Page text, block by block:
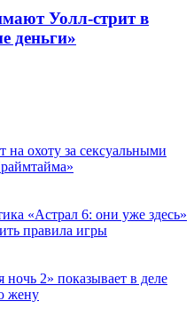
Уолл-стрит в
деньги»
на охоту за сексуальными
«Астрал 6: они уже здесь»
правила игры
2» показывает в деле
жену